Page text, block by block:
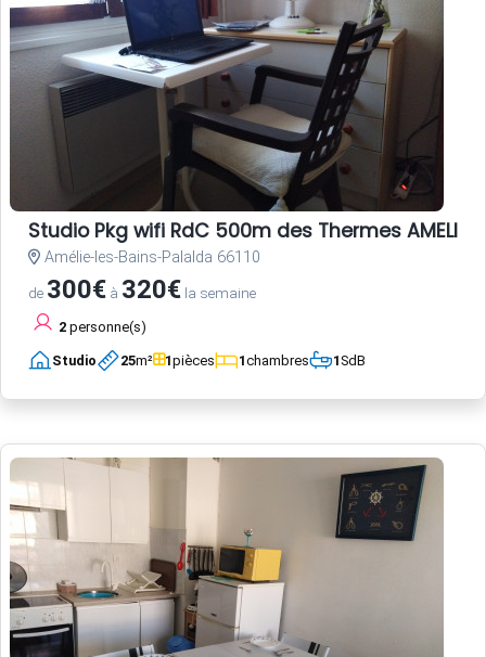
Studio Pkg wifi RdC 500m des Thermes AMELIE
Amélie-les-Bains-Palalda 66110
de 300€ à 320€ la semaine
2 personne(s)
Studio 25m² 1pièces 1chambres 1SdB